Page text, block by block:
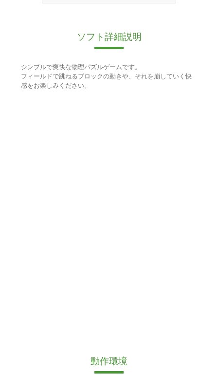
ソフト詳細説明
シンプルで爽快な物理パズルゲームです。
フィールドで跳ねるブロックの動きや、それを崩していく快
感をお楽しみください。
動作環境